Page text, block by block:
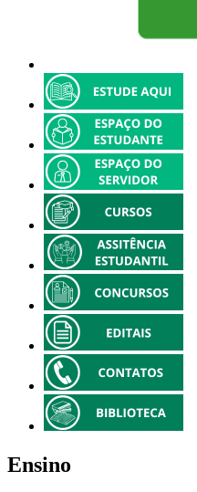
Ensino